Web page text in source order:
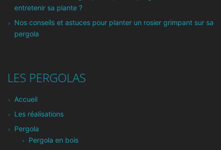
entretenir sa plante ?
Nos conseils et astuces pour planter un rosier grimpant sur sa
pergola
LES PERGOLAS
Accueil
Les réalisations
Pergola
Pergola en bois